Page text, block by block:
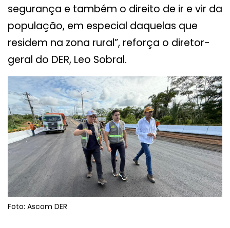
segurança e também o direito de ir e vir da
população, em especial daquelas que
residem na zona rural”, reforça o diretor-
geral do DER, Leo Sobral.
Foto: Ascom DER